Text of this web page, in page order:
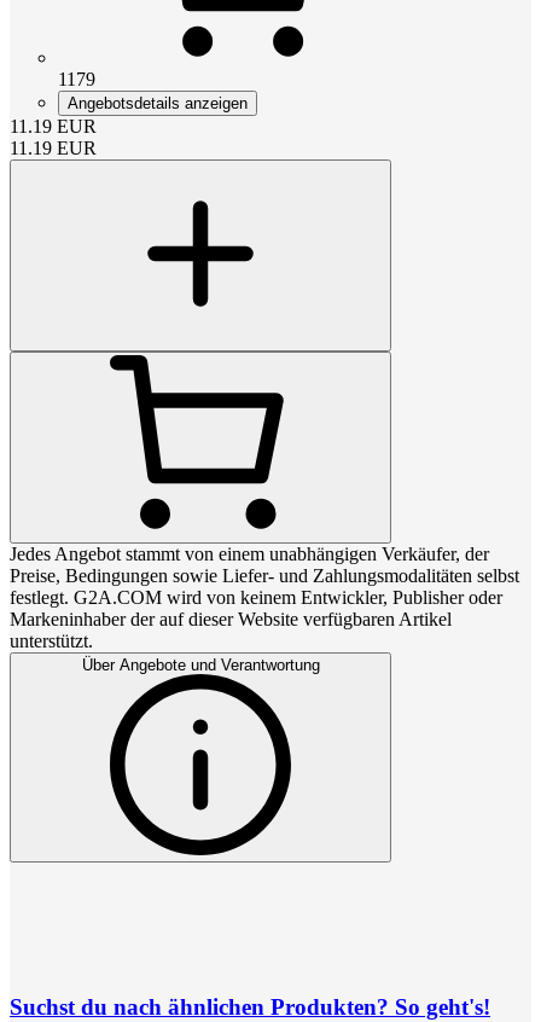
1179
Angebotsdetails anzeigen
11.19 EUR
11.19 EUR
Jedes Angebot stammt von einem unabhängigen Verkäufer, der
Preise, Bedingungen sowie Liefer- und Zahlungsmodalitäten selbst
festlegt. G2A.COM wird von keinem Entwickler, Publisher oder
Markeninhaber der auf dieser Website verfügbaren Artikel
unterstützt.
Über Angebote und Verantwortung
Suchst du nach ähnlichen Produkten? So geht's!